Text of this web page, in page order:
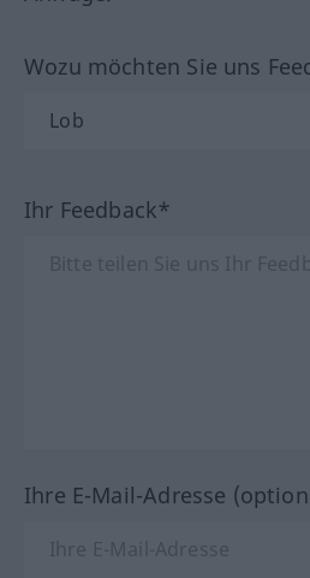
Wozu möchten Sie uns
Ihr Feedback*
Ihre E-Mail-Adresse